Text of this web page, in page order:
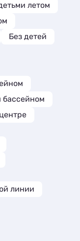
летом
Без детей
бассейном
линии